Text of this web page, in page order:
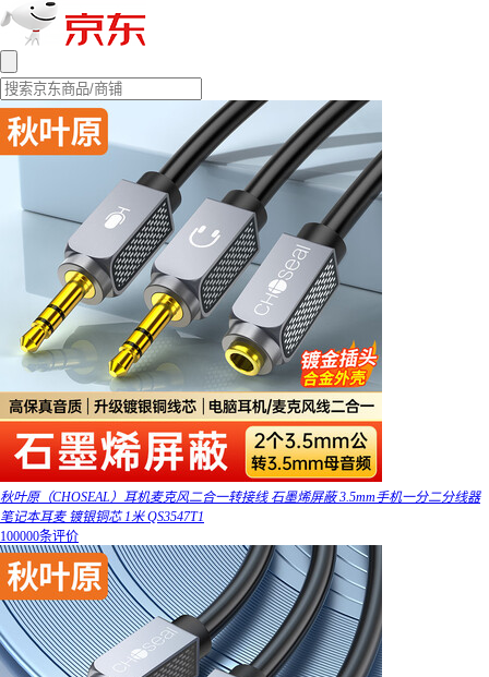
秋叶原（CHOSEAL）耳机麦克风二合一转接线 石墨烯屏蔽 3.5mm手机一分二分线器
笔记本耳麦 镀银铜芯 1米 QS3547T1
100000条评价